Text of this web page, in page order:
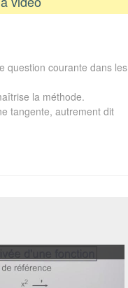
question courante dans les
la méthode.
tangente, autrement dit